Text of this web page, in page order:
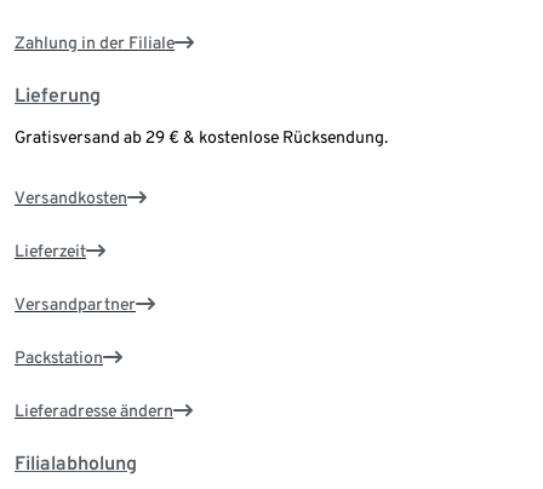
Zahlung in der Filiale
Lieferung
Gratisversand ab 29 € & kostenlose Rücksendung.
Versandkosten
Lieferzeit
Versandpartner
Packstation
Lieferadresse ändern
Filialabholung